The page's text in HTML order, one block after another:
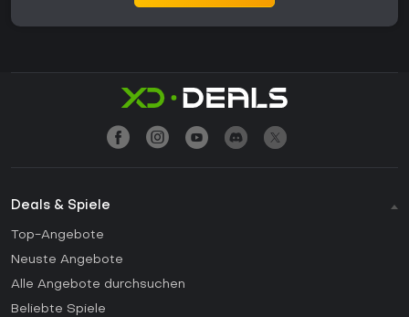
Deals & Spiele
Top-Angebote
Neuste Angebote
Alle Angebote durchsuchen
Beliebte Spiele